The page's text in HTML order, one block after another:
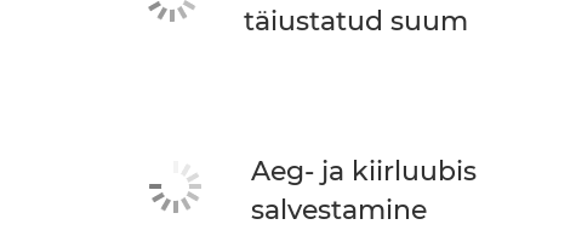
täiustatud suum
Aeg- ja kiirluubis
salvestamine